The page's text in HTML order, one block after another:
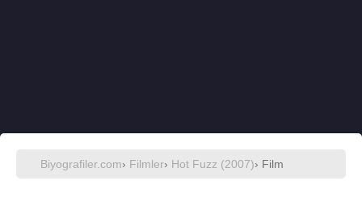
Biyografiler.com› Filmler› Hot Fuzz (2007)› Film